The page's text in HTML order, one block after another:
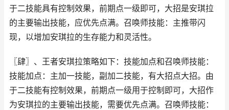
于二技能具有控制效果，前期点一级即可，大招是安琪拉
的主要输出技能，应优先点满。召唤师技能：主推带闪
现，以增加安琪拉的生存能力和灵活性。
〖肆〗、王者安琪拉策略如下：技能加点和召唤师技能：
技能加点：主加一技能，副加二技能，有大招点大招。由
于二技能有控制效果，前期点一级用于控制即可，大招作
为安琪拉的主要输出技能，需要优先点满。召唤师技能：